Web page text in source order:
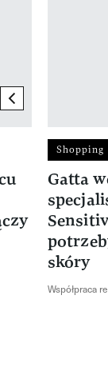
previous element
Shopping
Gatta
skóry
Współpraca